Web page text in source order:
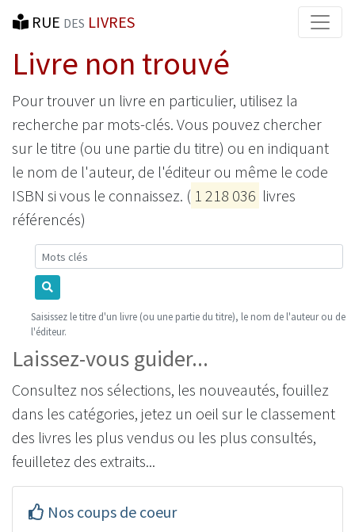
RUE DES LIVRES
Livre non trouvé
Pour trouver un livre en particulier, utilisez la
recherche par mots-clés. Vous pouvez chercher
sur le titre (ou une partie du titre) ou en indiquant
le nom de l'auteur, de l'éditeur ou même le code
ISBN si vous le connaissez. ( 1 218 036 livres
référencés)
Mots-clés
Saisissez le titre d'un livre (ou une partie du titre), le nom de l'auteur ou de
l'éditeur.
Laissez-vous guider...
Consultez nos sélections, les nouveautés, fouillez
dans les catégories, jetez un oeil sur le classement
des livres les plus vendus ou les plus consultés,
feuilletez des extraits...
Nos coups de coeur